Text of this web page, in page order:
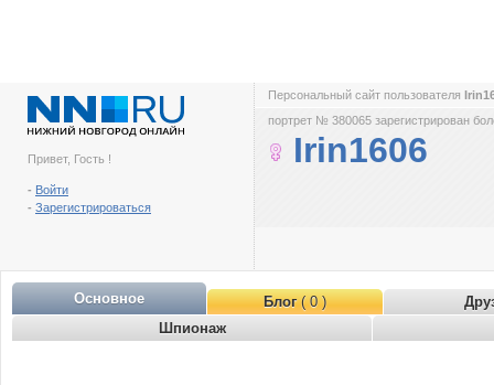
Привет, Гость !
- Войти
- Зарегистрироваться
Персональный сайт пользователя
портрет № 380065 зарегистрирован
Irin1606
Основное Блог( 0 )
Шпионаж